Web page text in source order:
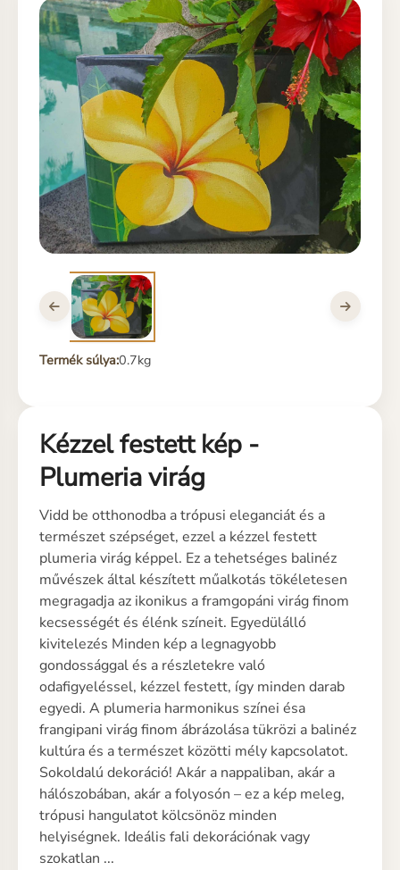
Termék súlya:0.7kg
Kézzel festett kép -
Plumeria virág
Vidd be otthonodba a trópusi eleganciát és a
természet szépséget, ezzel a kézzel festett
plumeria virág képpel. Ez a tehetséges balinéz
művészek által készített műalkotás tökéletesen
megragadja az ikonikus a framgopáni virág finom
kecsességét és élénk színeit. Egyedülálló
kivitelezés Minden kép a legnagyobb
gondossággal és a részletekre való
odafigyeléssel, kézzel festett, így minden darab
egyedi. A plumeria harmonikus színei ésa
frangipani virág finom ábrázolása tükrözi a balinéz
kultúra és a természet közötti mély kapcsolatot.
Sokoldalú dekoráció! Akár a nappaliban, akár a
hálószobában, akár a folyosón – ez a kép meleg,
trópusi hangulatot kölcsönöz minden
helyiségnek. Ideális fali dekorációnak vagy
szokatlan ...